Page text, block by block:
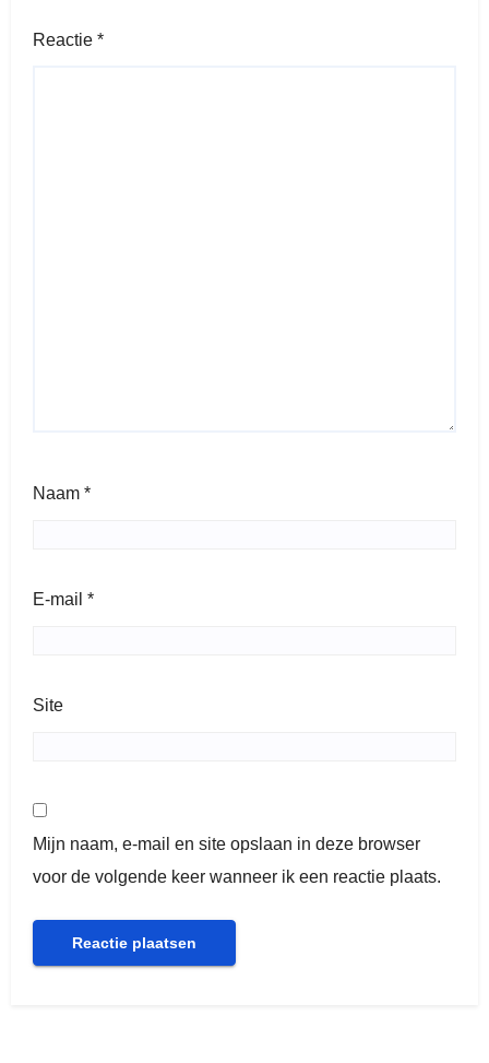
Reactie *
Naam *
E-mail *
Site
Mijn naam, e-mail en site opslaan in deze browser
voor de volgende keer wanneer ik een reactie plaats.